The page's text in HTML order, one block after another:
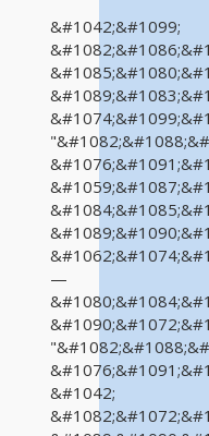
&#1042;&#1099;
—
&#1042;